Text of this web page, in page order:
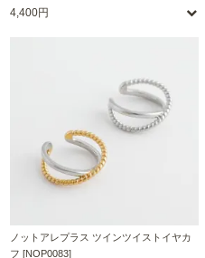
4,400円
ノットアレプラス ツインツイストイヤカ
フ [NOP0083]